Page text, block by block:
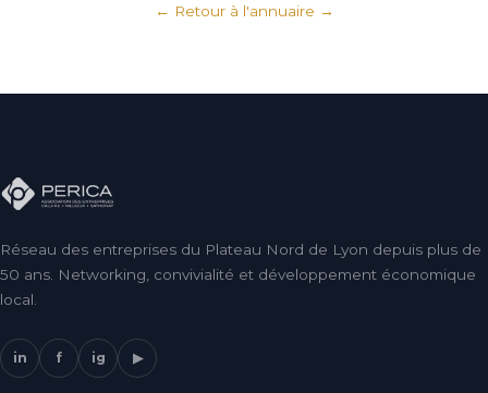
← Retour à l'annuaire
Réseau des entreprises du Plateau Nord de Lyon depuis plus de
50 ans. Networking, convivialité et développement économique
local.
in f ig ▶